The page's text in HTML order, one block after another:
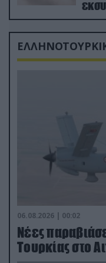
από
06.08.2026 | 00:02
Νέες
Τουρκίας στο